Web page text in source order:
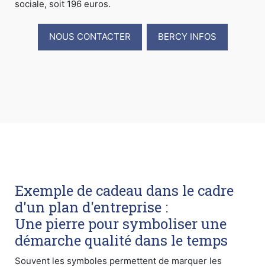
sociale, soit 196 euros.
NOUS CONTACTER BERCY INFOS
Exemple de cadeau dans le cadre
d'un plan d'entreprise :
Une pierre pour symboliser une
démarche qualité dans le temps
Souvent les symboles permettent de marquer les